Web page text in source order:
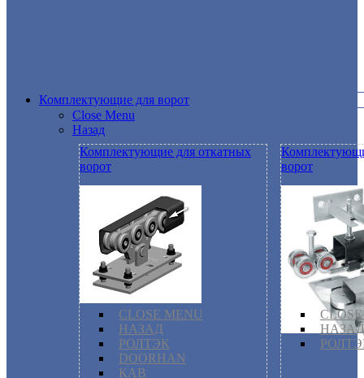
Комплектующие для ворот
Close Menu
Назад
Комплектующие для откатных
ворот
CLOSE MENU
НАЗАД
РОЛТЭК
DOORHAN
КАВ
ворот
НАЗАД